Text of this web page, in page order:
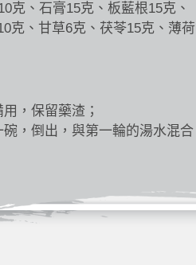
克、石膏15克、板藍根15克、
克、甘草6克、茯苓15克、薄荷
，保留藥渣；
，倒出，與第一輪的湯水混合